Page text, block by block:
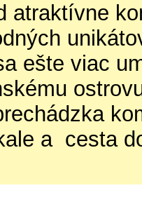
atraktívne
ešte viac
a cesta